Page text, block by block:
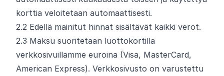
korttia veloitetaan automaattisesti.
2.2 Edellä mainitut hinnat sisältävät kaikki verot.
2.3 Maksu suoritetaan luottokortilla
verkkosivuillamme euroina (Visa, MasterCard,
American Express). Verkkosivusto on varustettu